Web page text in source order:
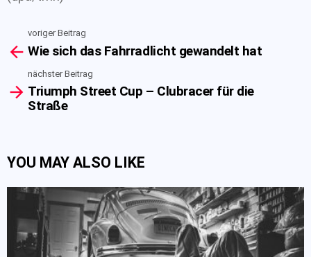
more
voriger Beitrag
Wie sich das Fahrradlicht gewandelt hat
nächster Beitrag
Triumph Street Cup – Clubracer für die
Straße
YOU MAY ALSO LIKE